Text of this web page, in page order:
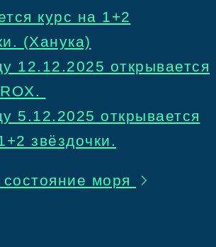
курс на 1+2
(Ханука)
12.12.2025 открывается
5.12.2025 открывается
звёздочки.
моря